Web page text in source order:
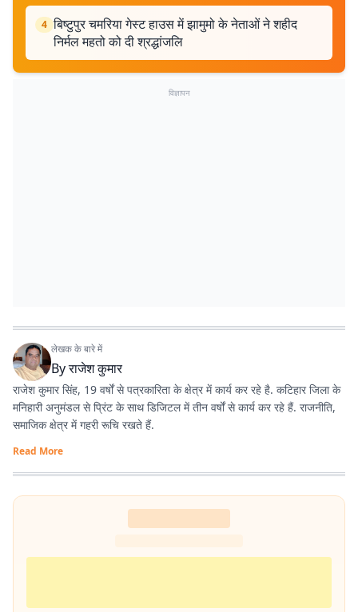
4 बिष्टुपुर चमरिया गेस्ट हाउस में झामुमो के नेताओं ने शहीद
निर्मल महतो को दी श्रद्धांजलि
विज्ञापन
लेखक के बारे में
Byराजेश कुमार
राजेश कुमार सिंह, 19 वर्षों से पत्रकारिता के क्षेत्र में कार्य कर रहे है. कटिहार जिला के
मनिहारी अनुमंडल से प्रिंट के साथ डिजिटल में तीन वर्षों से कार्य कर रहे हैं. राजनीति,
समाजिक क्षेत्र में गहरी रूचि रखते हैं.
Read More